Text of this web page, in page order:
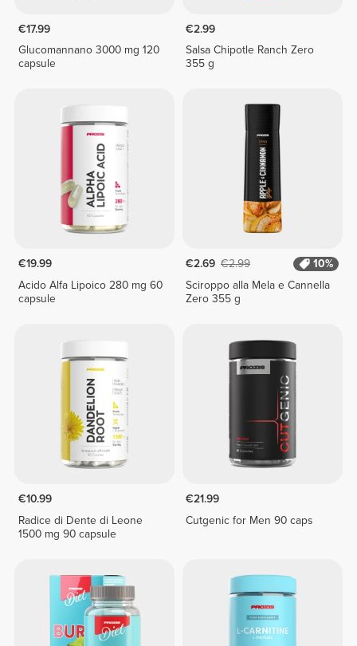
€17.99
Glucomannano 3000 mg 120
capsule
€2.99
Salsa Chipotle Ranch Zero
355 g
€19.99
Acido Alfa Lipoico 280 mg 60
capsule
€2.69 €2.99
10%
Sciroppo alla Mela e Cannella
Zero 355 g
€10.99
Radice di Dente di Leone
1500 mg 90 capsule
€21.99
Cutgenic for Men 90 caps